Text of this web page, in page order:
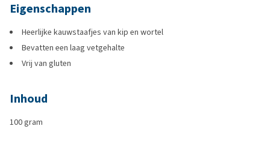
Eigenschappen
Heerlijke kauwstaafjes van kip en wortel
Bevatten een laag vetgehalte
Vrij van gluten
Inhoud
100 gram